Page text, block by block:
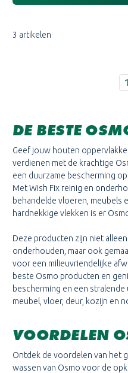
3 artikelen
1
DE BESTE
Geef jouw houten
verdienen met de krachtige
een duurzame bescherming
Met Wish Fix reinig en
behandelde vloeren, meubels
hardnekkige vlekken is er
Deze producten zijn niet
onderhouden, maar ook
voor een milieuvriendelijke
beste Osmo producten en
bescherming en een
meubel, vloer, deur, kozijn en
VOORDELEN
Ontdek de voordelen van het
wassen van Osmo voor de